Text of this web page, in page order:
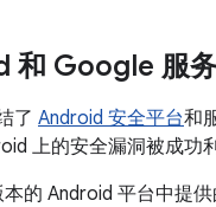
和 Google 服
了 Android 安全平台和
上的安全漏洞被成功
的 Android 平台中提